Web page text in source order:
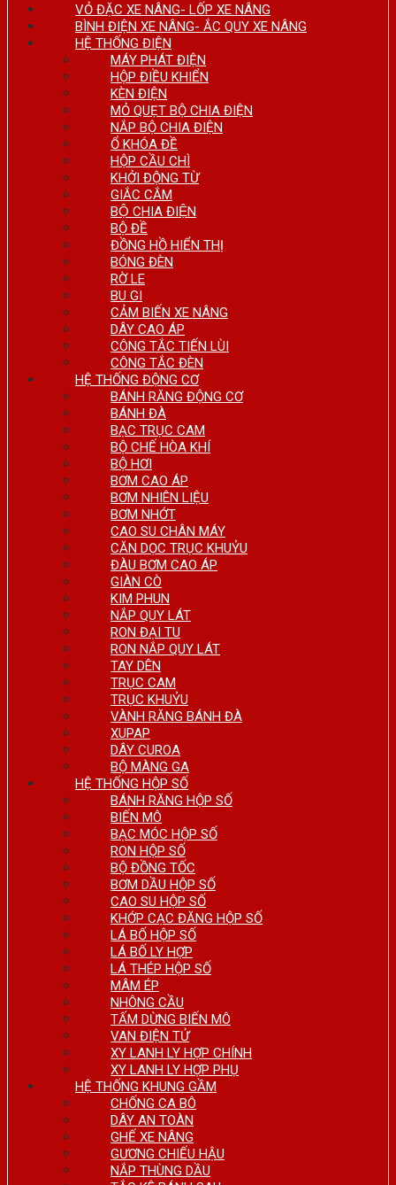
VỎ ĐẶC XE NÂNG- LỐP XE NÂNG
BÌNH ĐIỆN XE NÂNG- ẮC QUY XE NÂNG
HỆ THỐNG ĐIỆN
MÁY PHÁT ĐIỆN
HỘP ĐIỀU KHIỂN
KÈN ĐIỆN
MỎ QUẸT BỘ CHIA ĐIỆN
NẮP BỘ CHIA ĐIỆN
Ổ KHÓA ĐỀ
HỘP CẦU CHÌ
KHỞI ĐỘNG TỪ
GIẮC CẮM
BỘ CHIA ĐIỆN
BỘ ĐỀ
ĐỒNG HỒ HIỂN THỊ
BÓNG ĐÈN
RỜ LE
BU GI
CẢM BIẾN XE NÂNG
DÂY CAO ÁP
CÔNG TẮC TIẾN LÙI
CÔNG TẮC ĐÈN
HỆ THỐNG ĐỘNG CƠ
BÁNH RĂNG ĐỘNG CƠ
BÁNH ĐÀ
BẠC TRỤC CAM
BỘ CHẾ HÒA KHÍ
BỘ HƠI
BƠM CAO ÁP
BƠM NHIÊN LIỆU
BƠM NHỚT
CAO SU CHÂN MÁY
CĂN DỌC TRỤC KHUỶU
ĐÀU BƠM CAO ÁP
GIÀN CÒ
KIM PHUN
NẮP QUY LÁT
RON ĐẠI TU
RON NẮP QUY LÁT
TAY DÊN
TRỤC CAM
TRỤC KHUỶU
VÀNH RĂNG BÁNH ĐÀ
XUPAP
DÂY CUROA
BỘ MÀNG GA
HỆ THỐNG HỘP SỐ
BÁNH RĂNG HỘP SỐ
BIẾN MÔ
BẠC MÓC HỘP SỐ
RON HỘP SỐ
BỘ ĐỒNG TỐC
BƠM DẦU HỘP SỐ
CAO SU HỘP SỐ
KHỚP CẠC ĐĂNG HỘP SỐ
LÁ BỐ HỘP SỐ
LÁ BỐ LY HỢP
LÁ THÉP HỘP SỐ
MÂM ÉP
NHÔNG CẦU
TẤM DỪNG BIẾN MÔ
VAN ĐIỆN TỬ
XY LANH LY HỢP CHÍNH
XY LANH LY HỢP PHỤ
HỆ THỐNG KHUNG GẦM
CHỐNG CA BÔ
DÂY AN TOÀN
GHẾ XE NÂNG
GƯƠNG CHIẾU HẬU
NẮP THÙNG DẦU